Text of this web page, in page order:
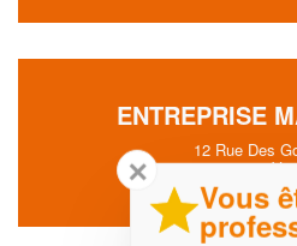
ENTREPRISE
12 Rue Des
38500
✕
Vous